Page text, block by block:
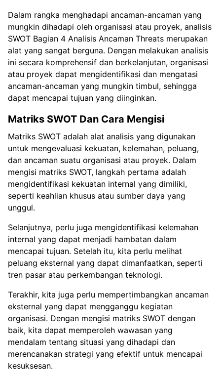
Dalam rangka menghadapi ancaman-ancaman yang
mungkin dihadapi oleh organisasi atau proyek, analisis
SWOT Bagian 4 Analisis Ancaman Threats merupakan
alat yang sangat berguna. Dengan melakukan analisis
ini secara komprehensif dan berkelanjutan, organisasi
atau proyek dapat mengidentifikasi dan mengatasi
ancaman-ancaman yang mungkin timbul, sehingga
dapat mencapai tujuan yang diinginkan.
Matriks SWOT Dan Cara Mengisi
Matriks SWOT adalah alat analisis yang digunakan
untuk mengevaluasi kekuatan, kelemahan, peluang,
dan ancaman suatu organisasi atau proyek. Dalam
mengisi matriks SWOT, langkah pertama adalah
mengidentifikasi kekuatan internal yang dimiliki,
seperti keahlian khusus atau sumber daya yang
unggul.
Selanjutnya, perlu juga mengidentifikasi kelemahan
internal yang dapat menjadi hambatan dalam
mencapai tujuan. Setelah itu, kita perlu melihat
peluang eksternal yang dapat dimanfaatkan, seperti
tren pasar atau perkembangan teknologi.
Terakhir, kita juga perlu mempertimbangkan ancaman
eksternal yang dapat mengganggu kegiatan
organisasi. Dengan mengisi matriks SWOT dengan
baik, kita dapat memperoleh wawasan yang
mendalam tentang situasi yang dihadapi dan
merencanakan strategi yang efektif untuk mencapai
kesuksesan.